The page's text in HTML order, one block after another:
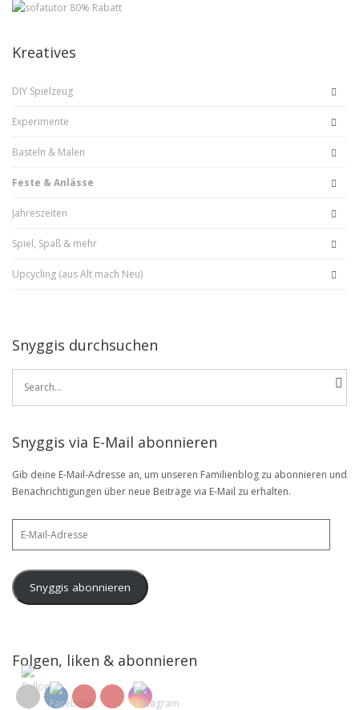
Kreatives
DIY Spielzeug
Experimente
Basteln & Malen
Feste & Anlässe
Jahreszeiten
Spiel, Spaß & mehr
Upcycling (aus Alt mach Neu)
Snyggis durchsuchen
Search
Snyggis via E-Mail abonnieren
Gib deine E-Mail-Adresse an, um unseren Familienblog zu abonnieren und
Benachrichtigungen über neue Beiträge via E-Mail zu erhalten.
Snyggis abonnieren
Folgen, liken & abonnieren